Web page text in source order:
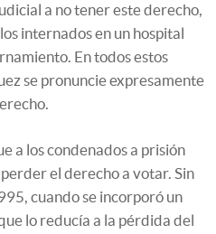
a no tener este derecho,
internados en un hospital
En todos estos
se pronuncie expresamente
a los condenados a prisión
el derecho a votar. Sin
cuando se incorporó un
lo reducía a la pérdida del